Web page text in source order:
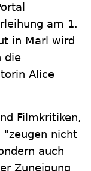
am 1.
in Marl wird
die
Alice
Filmkritiken,
"zeugen nicht
auch
Zuneigung